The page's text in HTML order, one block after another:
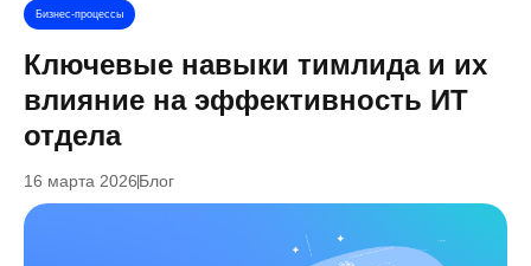
Ключевые навыки тимлида и их
влияние на эффективность ИТ
отдела
Бизнес-процессы
16 марта 2026Блог